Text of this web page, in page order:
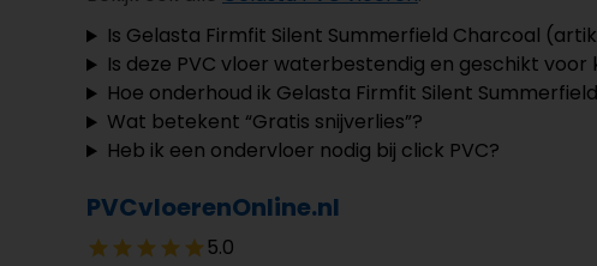
Is Gelasta Firmfit Silent Summerfield Charcoal
Is deze PVC vloer waterbestendig en geschikt voor
Hoe onderhoud ik Gelasta Firmfit Silent
Wat betekent “Gratis snijverlies”?
Heb ik een ondervloer nodig bij click PVC?
PVCvloerenOnline.nl
5.0